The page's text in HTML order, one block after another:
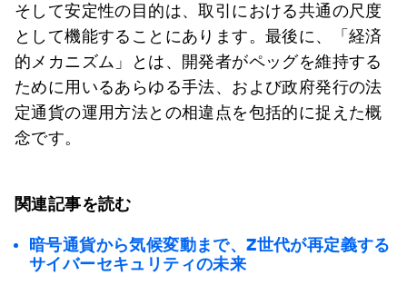
そして安定性の目的は、取引における共通の尺度
として機能することにあります。最後に、「経済
的メカニズム」とは、開発者がペッグを維持する
ために用いるあらゆる手法、および政府発行の法
定通貨の運用方法との相違点を包括的に捉えた概
念です。
関連記事を読む
暗号通貨から気候変動まで、Z世代が再定義する
サイバーセキュリティの未来